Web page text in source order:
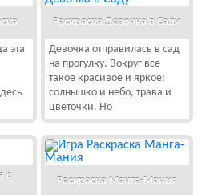
эта
Раскраска Девочка в Саду
Девочка отправилась в сад
на прогулку. Вокруг все
такое красивое и яркое:
солнышко и небо, трава и
цветочки. Но
с
Раскраска Манга-Мания